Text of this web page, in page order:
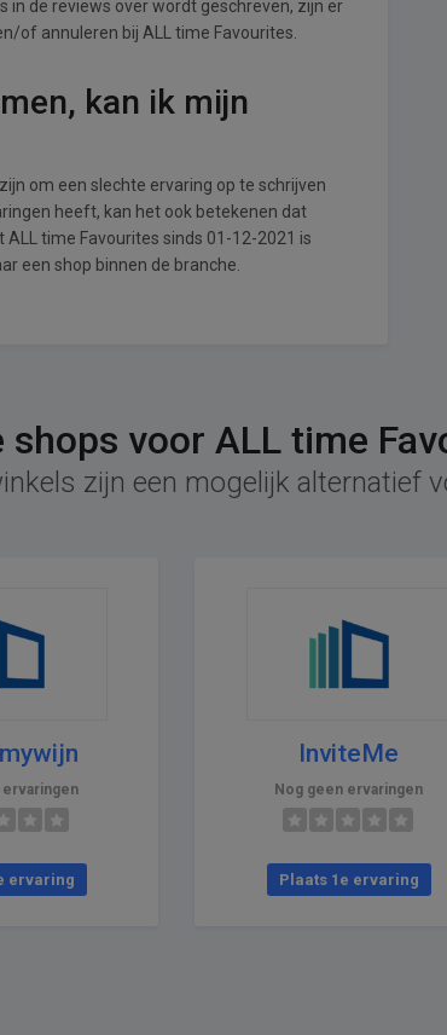
in de reviews over wordt geschreven, zijn er
of annuleren bij ALL time Favourites.
kan ik mijn
om een slechte ervaring op te schrijven
heeft, kan het ook betekenen dat
time Favourites sinds 01-12-2021 is
een shop binnen de branche.
voor ALL time
zijn een mogelijk alternatief
ervaringen
ervaring
InviteMe
Nog geen ervaringen
Plaats 1e ervaring